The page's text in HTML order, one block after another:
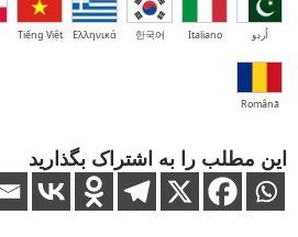
اُردو Italiano
한국어
Ελληνικά
Tiếng Việt
Română
این مطلب را به اشتراک بگذارید